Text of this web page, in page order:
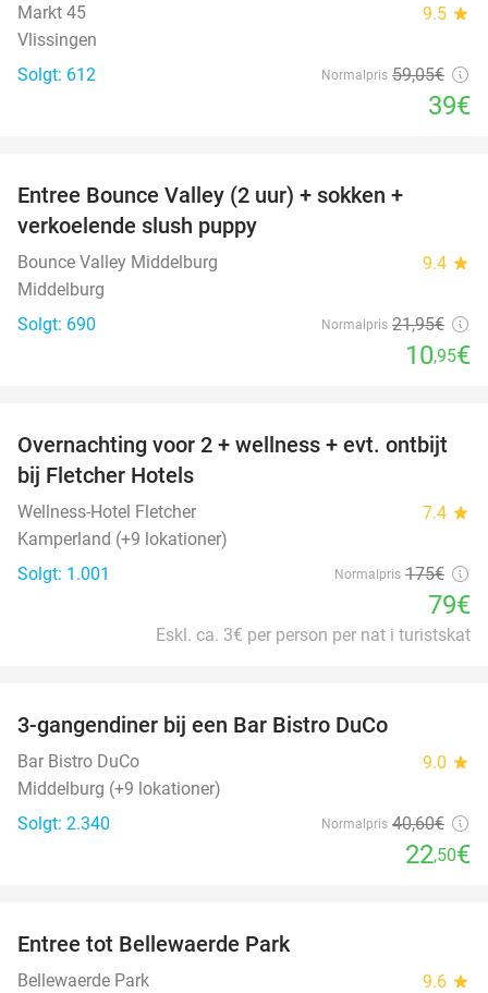
Markt 45 9.5 star
Vlissingen
Solgt: 612
Normalpris 59,05€
39€
Entree Bounce Valley (2 uur) + sokken +
verkoelende slush puppy
Bounce Valley Middelburg 9.4 star
Middelburg
Solgt: 690
Normalpris 21,95€
10,95€
55%
Overnachting voor 2 + wellness + evt. ontbijt
bij Fletcher Hotels
Wellness-Hotel Fletcher 7.4 star
Kamperland (+9 lokationer)
Solgt: 1.001
Normalpris 175€
79€
Eskl. ca. 3€ per person per nat i turistskat
3-gangendiner bij een Bar Bistro DuCo
Bar Bistro DuCo 9.0 star
Middelburg (+9 lokationer)
Solgt: 2.340
Normalpris 40,60€
22,50€
Entree tot Bellewaerde Park
Bellewaerde Park 9.6 star